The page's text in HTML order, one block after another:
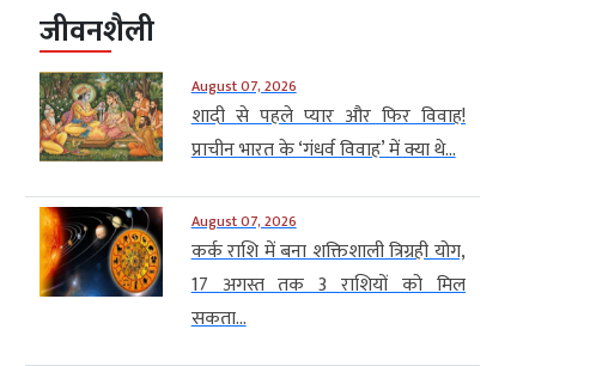
जीवनशैली
August 07, 2026
शादी से पहले प्यार और फिर विवाह!
प्राचीन भारत के ‘गंधर्व विवाह’ में क्या थे...
August 07, 2026
कर्क राशि में बना शक्तिशाली त्रिग्रही योग,
17 अगस्त तक 3 राशियों को मिल
सकता...